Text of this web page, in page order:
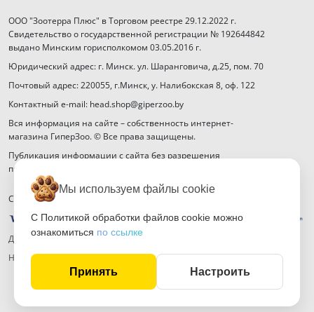
ООО "Зоотерра Плюс" в Торговом реестре 29.12.2022 г.
Свидетельство о государственной регистрации № 192644842
выдано Минским горисполкомом 03.05.2016 г.
Юридический адрес: г. Минск. ул. Шаранговича, д.25, пом. 70
Почтовый адрес: 220055, г.Минск, у. Налибокская 8, оф. 122
Контактный e-mail: head.shop@giperzoo.by
Вся информация на сайте – собственность интернет-
магазина ГиперЗоо. © Все права защищены.
Публикация информации с сайта без разрешения
правообладателя запрещена.
Способы оплаты
Договор публичной оферты
Настройка файлов cookie
Мы используем файлы cookie
С Политикой обработки файлов cookie можно
ознакомиться по ссылке
Принять Настроить